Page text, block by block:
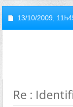
13/10/2009,
Re :